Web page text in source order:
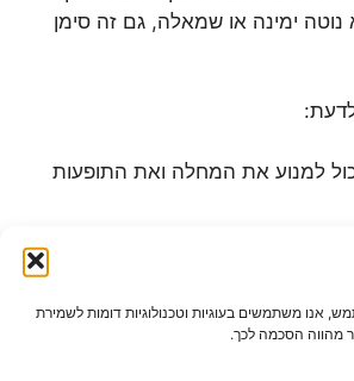
אנו משתמשים בעוגיות וטכנולוגיות דומות לשמירת
מהווה הסכמה לכך.
ימינה או שמאלה, גם זה סימן
למנוע את המחלה ואת התופעות
שגרתיות וטיפול ב: יתר לחץ דם,